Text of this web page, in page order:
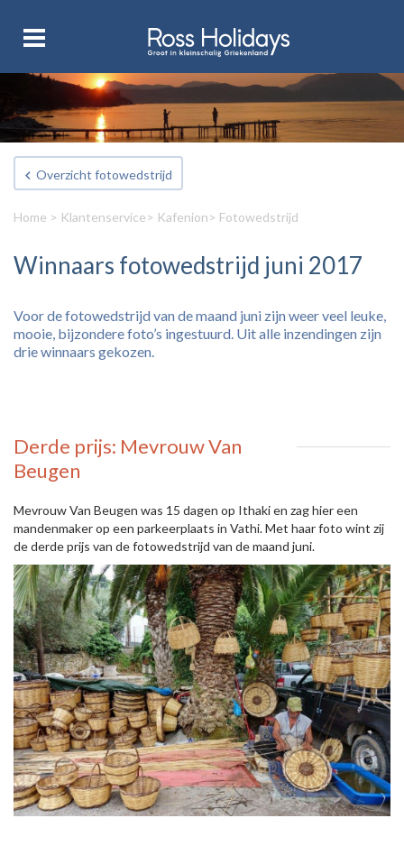
Overzicht fotowedstrijd
Home > Klantenservice> Kafenion> Fotowedstrijd
Winnaars fotowedstrijd juni 2017
Voor de fotowedstrijd van de maand juni zijn weer veel leuke,
mooie, bijzondere foto’s ingestuurd. Uit alle inzendingen zijn
drie winnaars gekozen.
Derde prijs: Mevrouw Van
Beugen
Mevrouw Van Beugen was 15 dagen op Ithaki en zag hier een
mandenmaker op een parkeerplaats in Vathi. Met haar foto wint zij
de derde prijs van de fotowedstrijd van de maand juni.